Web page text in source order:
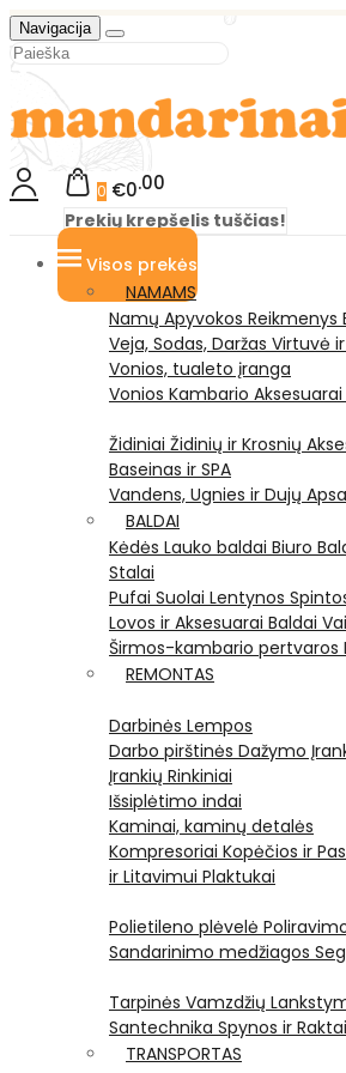
Navigacija
0 €0 00
Prekių krepšelis tuščias!
Visos prekės
NAMAMS
Namų Apyvokos Reikmenys
Veja, Sodas, Daržas Virtuvė
Vonios, tualeto įranga
Vonios Kambario Aksesuarai
Židiniai Židinių ir Krosnių
Baseinas ir SPA
Vandens, Ugnies ir Dujų
BALDAI
Kėdės Lauko baldai Biuro
Stalai
Pufai Suolai Lentynos
Lovos ir Aksesuarai Baldai
Širmos-kambario pertvaros
REMONTAS
Darbinės Lempos
Darbo pirštinės Dažymo
Įrankių Rinkiniai
Išsiplėtimo indai
Kaminai, kaminų detalės
Kompresoriai Kopėčios ir
ir Litavimui Plaktukai
Polietileno plėvelė
Sandarinimo medžiagos
Tarpinės Vamzdžių
Santechnika Spynos ir Raktai
TRANSPORTAS